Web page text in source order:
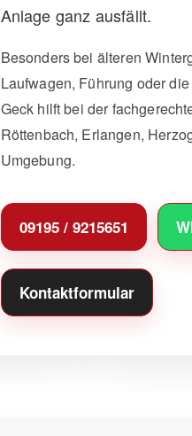
Anlage ganz ausfällt.
Besonders bei älteren
Laufwagen, Führung oder
Geck hilft bei der
Röttenbach, Erlangen,
Umgebung.
09195 / 9215651
Kontaktformular